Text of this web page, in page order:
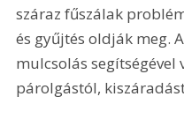
száraz fűszálak
és gyűjtés oldják meg.
mulcsolás segítségével
párolgástól,